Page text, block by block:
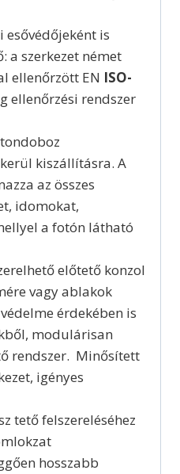
is
a szerkezet német
ellenőrzött EN ISO-
ellenőrzési rendszer
kiszállításra. A
az összes
idomokat,
a fotón látható
előtető konzol
vagy ablakok
érdekében is
modulárisan
rendszer. Minősített
igényes
tető felszereléséhez
hosszabb